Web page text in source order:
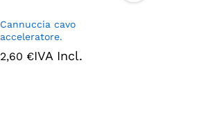
Cannuccia cavo
acceleratore.
2,60 €IVA Incl.